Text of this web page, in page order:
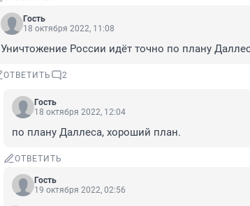
Гость
18 октября 2022, 11:08
Уничтожение России идёт точно по плану
ОТВЕТИТЬ 2
Гость
18 октября 2022, 12:04
по плану Даллеса, хороший план.
ОТВЕТИТЬ
Гость
19 октября 2022, 02:56